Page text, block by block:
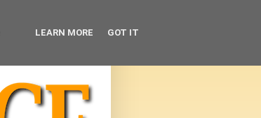
LEARN MORE GOT IT